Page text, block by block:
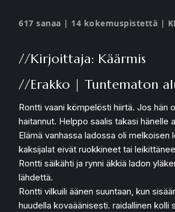
617 sanaa | 14 kokemuspistettä |
//Kirjoittaja: Käärmis
//Erakko | Tuntematon
Rontti vaani kömpelösti hiirtä. Jos hän
haitannut. Helppo saalis takasi hänelle
Elämä vanhassa ladossa oli
kaksijalat eivät ruokkineet tai
Rontti säikähti ja rynni äkkiä ladon
lähdettä.
Rontti vilkuili äänen suuntaan, kun
huudella kovaäänisesti. raidallinen kolli